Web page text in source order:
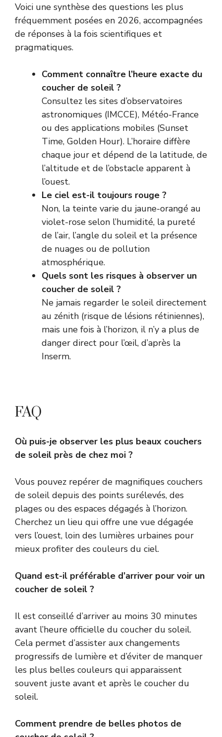
Voici une synthèse des questions les plus
fréquemment posées en 2026, accompagnées
de réponses à la fois scientifiques et
pragmatiques.
Comment connaître l’heure exacte du
coucher de soleil ?
Consultez les sites d’observatoires
astronomiques (IMCCE), Météo-France
ou des applications mobiles (Sunset
Time, Golden Hour). L’horaire diffère
chaque jour et dépend de la latitude, de
l’altitude et de l’obstacle apparent à
l’ouest.
Le ciel est-il toujours rouge ?
Non, la teinte varie du jaune-orangé au
violet-rose selon l’humidité, la pureté
de l’air, l’angle du soleil et la présence
de nuages ou de pollution
atmosphérique.
Quels sont les risques à observer un
coucher de soleil ?
Ne jamais regarder le soleil directement
au zénith (risque de lésions rétiniennes),
mais une fois à l’horizon, il n’y a plus de
danger direct pour l’œil, d’après la
Inserm.
FAQ
Où puis-je observer les plus beaux couchers
de soleil près de chez moi ?
Vous pouvez repérer de magnifiques couchers
de soleil depuis des points surélevés, des
plages ou des espaces dégagés à l’horizon.
Cherchez un lieu qui offre une vue dégagée
vers l’ouest, loin des lumières urbaines pour
mieux profiter des couleurs du ciel.
Quand est-il préférable d’arriver pour voir un
coucher de soleil ?
Il est conseillé d’arriver au moins 30 minutes
avant l’heure officielle du coucher du soleil.
Cela permet d’assister aux changements
progressifs de lumière et d’éviter de manquer
les plus belles couleurs qui apparaissent
souvent juste avant et après le coucher du
soleil.
Comment prendre de belles photos de